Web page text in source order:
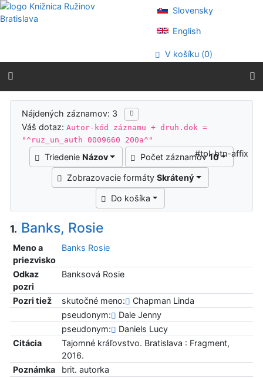
Prejsť na obsah
Prejsť na menu
Prehlásenie o webovej prístupnosti
Slovensky
English
V košíku (0)
Výsledky vyhľadávania
Nájdených záznamov: 3
Váš dotaz:Autor-kód záznamu + druh.dok =
"^ruz_un_auth 0009660 200a^"
Triedenie Názov Počet záznamov10
Zobrazovacie formátySkrátený
Do košíka
#tpl-btn-affix
1. Banks, Rosie
Meno a
priezvisko
Banks Rosie
Odkaz
pozri
Banksová Rosie
Pozri tiež skutočné meno:
Chapman Linda
pseudonym:
Dale Jenny
pseudonym:
Daniels Lucy
Citácia
Tajomné kráľovstvo. Bratislava : Fragment,
2016.
Poznámka
brit. autorka